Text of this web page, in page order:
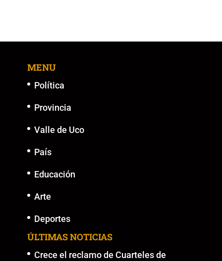
MENU
Política
Provincia
Valle de Uco
País
Educación
Arte
Deportes
ÚLTIMAS NOTICIAS
Crece el reclamo de Cuarteles de